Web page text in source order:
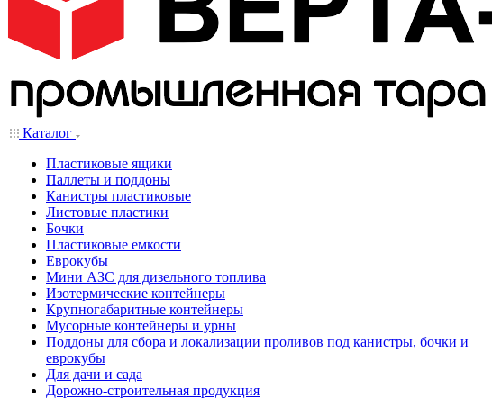
Каталог
Пластиковые ящики
Паллеты и поддоны
Канистры пластиковые
Листовые пластики
Бочки
Пластиковые емкости
Еврокубы
Мини АЗС для дизельного топлива
Изотермические контейнеры
Крупногабаритные контейнеры
Мусорные контейнеры и урны
Поддоны для сбора и локализации проливов под канистры, бочки и
еврокубы
Для дачи и сада
Дорожно-строительная продукция